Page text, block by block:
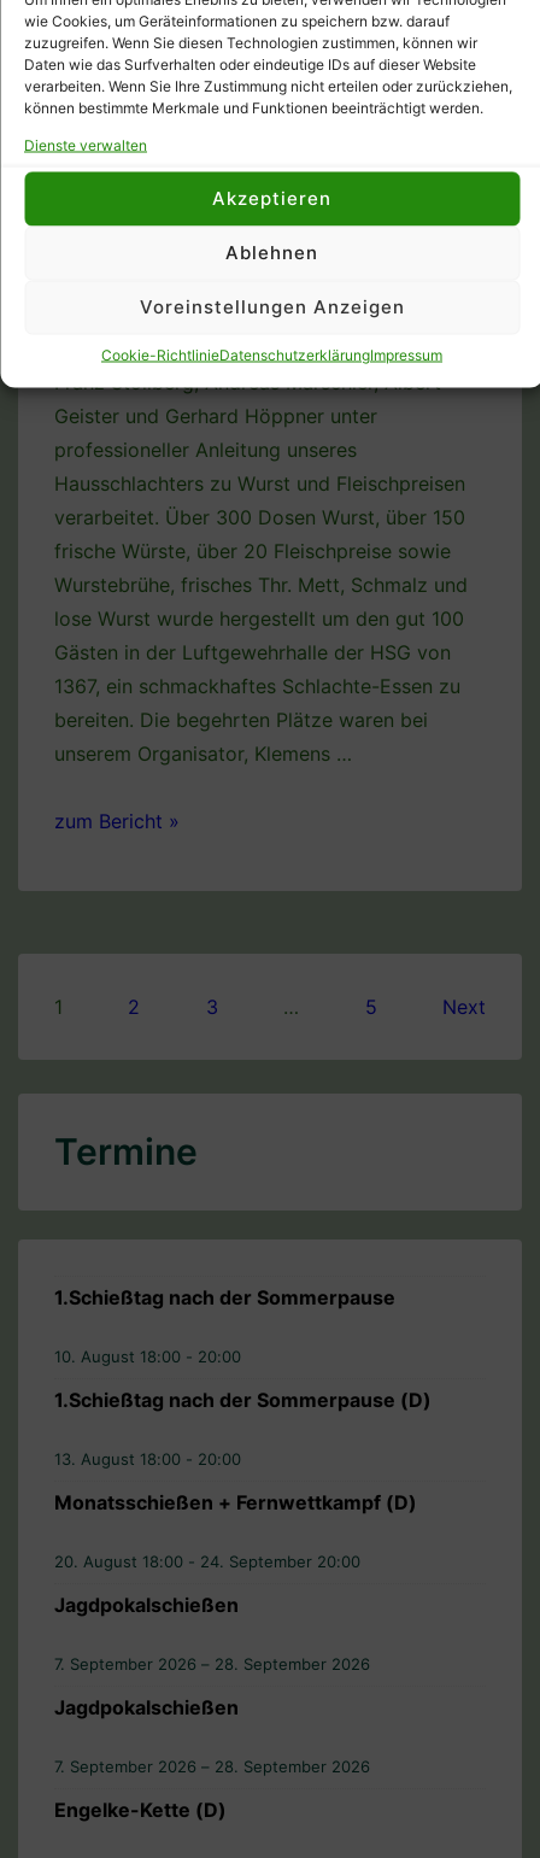
wie Cookies, um Geräteinformationen zu speichern bzw. darauf
zuzugreifen. Wenn Sie diesen Technologien zustimmen, können wir
Daten wie das Surfverhalten oder eindeutige IDs auf dieser Website
verarbeiten. Wenn Sie Ihre Zustimmung nicht erteilen oder zurückziehen,
können bestimmte Merkmale und Funktionen beeinträchtigt werden.
Dienste verwalten
Akzeptieren
Ablehnen
Voreinstellungen Anzeigen
Cookie-RichtlinieDatenschutzerklärungImpressum
den
Vatertags
Pokal.
esellschaft
Jan Machens Feb. 15, 2026 Tagged With 2026
Schweineschießen
Da das Schweineschießen bei der HSG von
1367 im letzten Jahr eine so gute Resonanz
Ein Hausschlachteschwein wurde über ein Jahr
lang auf ca. 250 kg gefüttert und mit Hilfe von
Franz Stollberg, Andreas Marschler, Albert
Geister und Gerhard Höppner unter
professioneller Anleitung unseres
Hausschlachters zu Wurst und Fleischpreisen
verarbeitet. Über 300 Dosen Wurst, über 150
frische Würste, über 20 Fleischpreise sowie
Wurstebrühe, frisches Thr. Mett, Schmalz und
lose Wurst wurde hergestellt um den gut 100
Gästen in der Luftgewehrhalle der HSG von
1367, ein schmackhaftes Schlachte-Essen zu
bereiten. Die begehrten Plätze waren bei
unserem Organisator, Klemens …
Schlachte-
und
Schießen
Hildesheimer
Schützengesellschaft
zum Bericht »
Seitennummerierung
der
Beiträge
1 2 3 … 5 Next
Termine
1.Schießtag nach der Sommerpause
10. August 18:00 - 20:00
1.Schießtag nach der Sommerpause (D)
13. August 18:00 - 20:00
Monatsschießen + Fernwettkampf (D)
20. August 18:00 - 24. September 20:00
Jagdpokalschießen
7. September 2026 – 28. September 2026
Jagdpokalschießen
7. September 2026 – 28. September 2026
Engelke-Kette (D)